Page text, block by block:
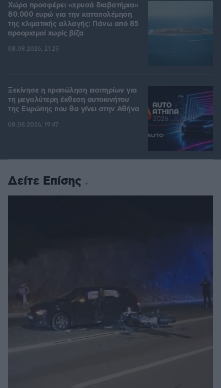
Χώρα προσφέρει «χρυσά διαβατήρια»
80.000 ευρώ για την καταπολέμηση
της κλιματικής αλλαγής: Πάνω από 85
προορισμοί χωρίς βίζα
08.08.2026, 21:23
Ξεκίνησε η προπώληση εισιτηρίων για
τη μεγαλύτερη έκθεση αυτοκινήτου
της Ευρώπης που θα γίνει στην Αθήνα
08.08.2026, 19:47
Δείτε Επίσης